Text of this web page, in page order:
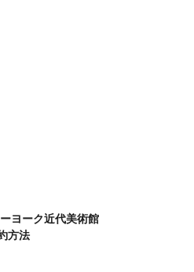
ヨーク近代美術館
方法